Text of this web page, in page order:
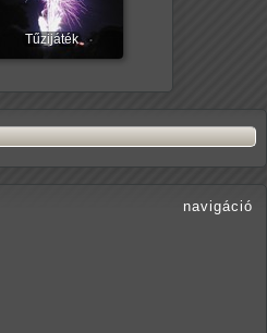
Tűzijáték
navigáció